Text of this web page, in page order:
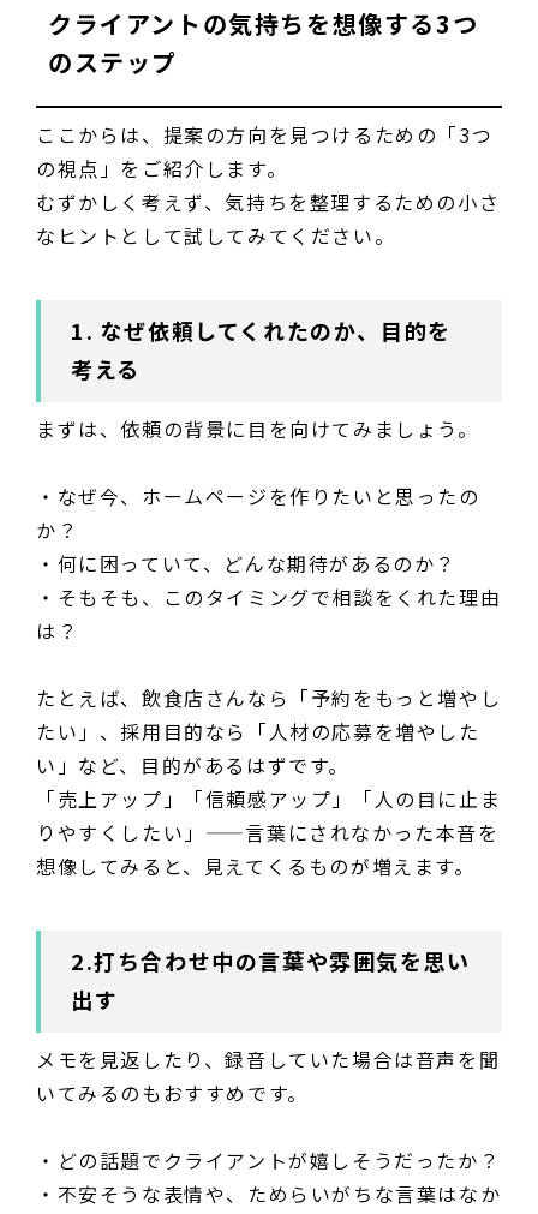
クライアントの気持ちを想像する3つ
のステップ
ここからは、提案の方向を見つけるための「3つ
の視点」をご紹介します。
むずかしく考えず、気持ちを整理するための小さ
なヒントとして試してみてください。
1. なぜ依頼してくれたのか、目的を
考える
まずは、依頼の背景に目を向けてみましょう。
・なぜ今、ホームページを作りたいと思ったの
か？
・何に困っていて、どんな期待があるのか？
・そもそも、このタイミングで相談をくれた理由
は？
たとえば、飲食店さんなら「予約をもっと増やし
たい」、採用目的なら「人材の応募を増やした
い」など、目的があるはずです。
「売上アップ」「信頼感アップ」「人の目に止ま
りやすくしたい」——言葉にされなかった本音を
想像してみると、見えてくるものが増えます。
2.打ち合わせ中の言葉や雰囲気を思い
出す
メモを見返したり、録音していた場合は音声を聞
いてみるのもおすすめです。
・どの話題でクライアントが嬉しそうだったか？
・不安そうな表情や、ためらいがちな言葉はなか